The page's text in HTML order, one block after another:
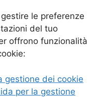
le preferenze
del tuo
offrono funzionalità
gestione dei cookie
per la gestione